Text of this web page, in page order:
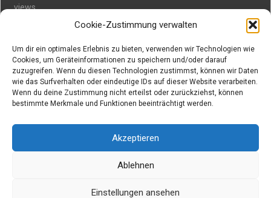
Cookie-Zustimmung verwalten
Um dir ein optimales Erlebnis zu bieten, verwenden wir Technologien wie
Cookies, um Geräteinformationen zu speichern und/oder darauf
zuzugreifen. Wenn du diesen Technologien zustimmst, können wir Daten
wie das Surfverhalten oder eindeutige IDs auf dieser Website verarbeiten.
Wenn du deine Zustimmung nicht erteilst oder zurückziehst, können
bestimmte Merkmale und Funktionen beeinträchtigt werden.
Akzeptieren
Ablehnen
Einstellungen ansehen
views
Mäßiges Interesse an Daimlers MBtech- 44.711 views
O-Ton: Wer muss Schaden für abgedriftete Silvesterraketen
zahlen? - 42.365 views
Kollegengespräch: Urteile zum Grillen- 42.057 views
Suchen bei Vorabs